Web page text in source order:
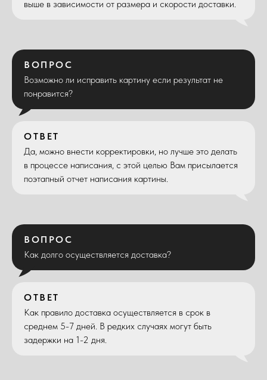
выше в зависимости от размера и скорости доставки.
ВОПРОС
Возможно ли исправить картину если результат не
понравится?
ОТВЕТ
Да, можно внести корректировки, но лучше это делать
в процессе написания, с этой целью Вам присылается
поэтапный отчет написания картины.
ВОПРОС
Как долго осуществляется доставка?
ОТВЕТ
Как правило доставка осуществляется в срок в
среднем 5-7 дней. В редких случаях могут быть
задержки на 1-2 дня.